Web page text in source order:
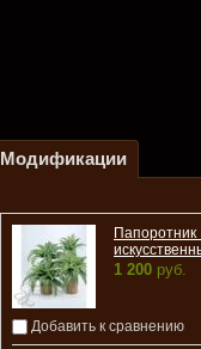
Модификации
Папоротник
1 200 руб.
Добавить к сравнению